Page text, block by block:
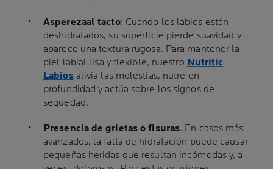
Asperezaal tacto: Cuando los labios están
deshidratados, su superficie pierde suavidad y
aparece una textura rugosa. Para mantener la
piel labial lisa y flexible, nuestro Nutritic
Labiosalivia las molestias, nutre en
profundidad y actúa sobre los signos de
sequedad.
Presencia de grietas o fisuras. En casos más
avanzados, la falta de hidratación puede causar
pequeñas heridas que resultan incómodas y, a